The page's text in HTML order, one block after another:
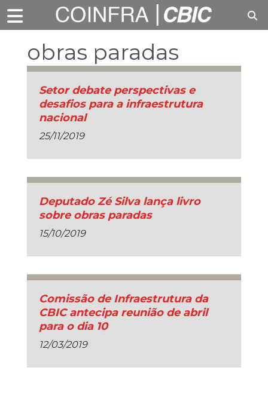
obras paradas
Setor debate perspectivas e
desafios para a infraestrutura
nacional
25/11/2019
Deputado Zé Silva lança livro
sobre obras paradas
15/10/2019
Comissão de Infraestrutura da
CBIC antecipa reunião de abril
para o dia 10
12/03/2019